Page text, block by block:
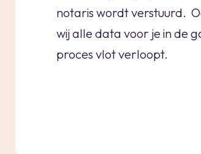
notaris wordt verstuurd.
wij alle data voor je in de
proces vlot verloopt.